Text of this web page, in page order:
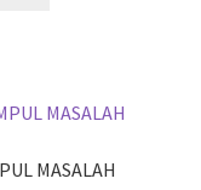
MASALAH